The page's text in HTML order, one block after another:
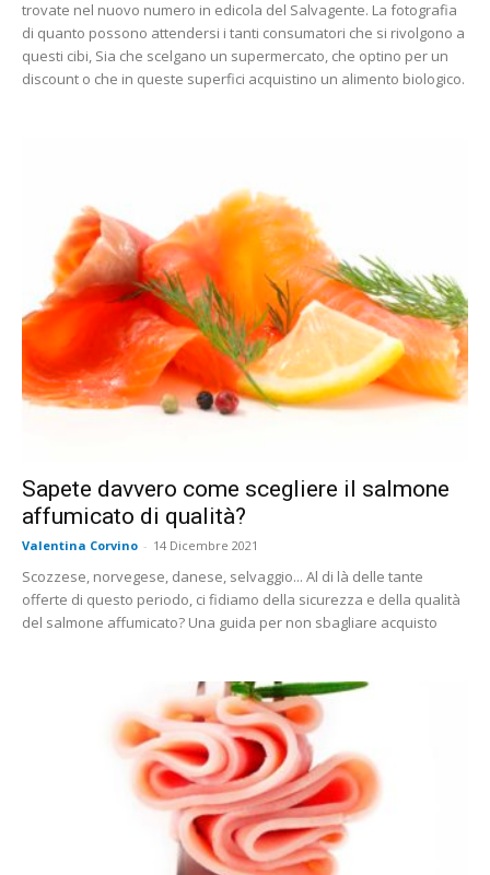
trovate nel nuovo numero in edicola del Salvagente. La fotografia
di quanto possono attendersi i tanti consumatori che si rivolgono a
questi cibi, Sia che scelgano un supermercato, che optino per un
discount o che in queste superfici acquistino un alimento biologico.
Sapete davvero come scegliere il salmone
affumicato di qualità?
Valentina Corvino - 14 Dicembre 2021
Scozzese, norvegese, danese, selvaggio... Al di là delle tante
offerte di questo periodo, ci fidiamo della sicurezza e della qualità
del salmone affumicato? Una guida per non sbagliare acquisto